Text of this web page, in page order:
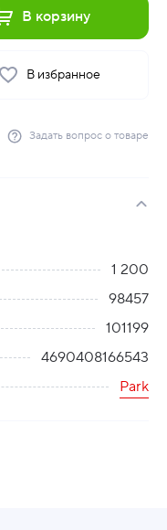
В корзину
В избранное
Задать вопрос о товаре
1 200
98457
101199
4690408166543
Park